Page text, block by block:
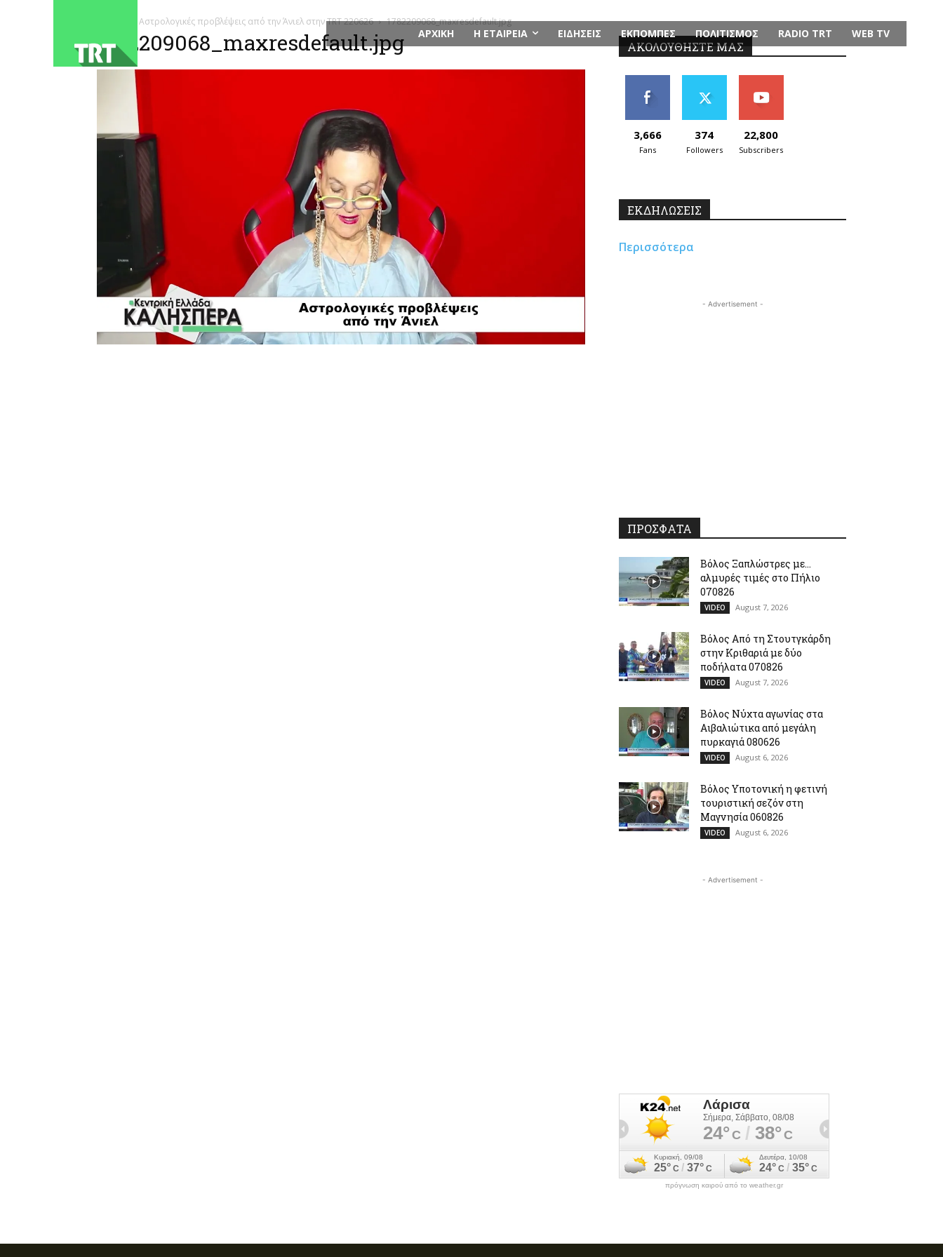
ΑΡΧΙΚΗ Η ΕΤΑΙΡΕΙΑ ΕΙΔΗΣΕΙΣ ΕΚΠΟΜΠΕΣ ΠΟΛΙΤΙΣΜΟΣ RADIO TRT WEB TV
Αστρολογικές προβλέψεις από την Άνιελ στην TRT 220626 1782209068_maxresdefault.jpg
1782209068_maxresdefault.jpg ΑΚΟΛΟΥΘΗΣΤΕ ΜΑΣ
3,666
Fans
374
Followers
22,800
Subscribers
ΕΚΔΗΛΩΣΕΙΣ
Περισσότερα
- Advertisement -
ΠΡΟΣΦΑΤΑ
Βόλος Ξαπλώστρες με…
αλμυρές τιμές στο Πήλιο
070826
VIDEO August 7, 2026
Βόλος Από τη Στουτγκάρδη
στην Κριθαριά με δύο
ποδήλατα 070826
VIDEO August 7, 2026
Βόλος Νύχτα αγωνίας στα
Αιβαλιώτικα από μεγάλη
πυρκαγιά 080626
VIDEO August 6, 2026
Βόλος Υποτονική η φετινή
τουριστική σεζόν στη
Μαγνησία 060826
VIDEO August 6, 2026
- Advertisement -
πρόγνωση καιρού από το weather.gr